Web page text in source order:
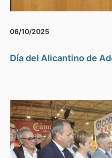
06/10/2025
Día del Alicantino de